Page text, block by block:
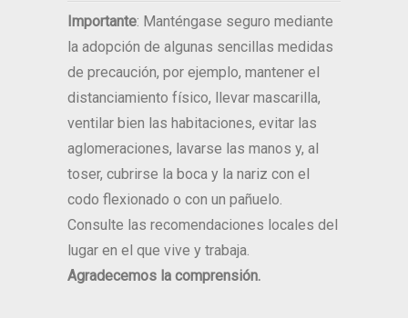
Importante: Manténgase seguro mediante
la adopción de algunas sencillas medidas
de precaución, por ejemplo, mantener el
distanciamiento físico, llevar mascarilla,
ventilar bien las habitaciones, evitar las
aglomeraciones, lavarse las manos y, al
toser, cubrirse la boca y la nariz con el
codo flexionado o con un pañuelo.
Consulte las recomendaciones locales del
lugar en el que vive y trabaja.
Agradecemos la comprensión.